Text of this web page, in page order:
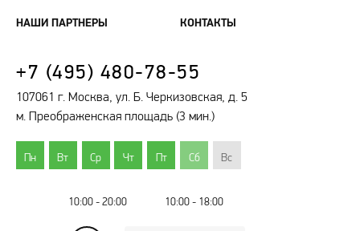
НАШИ ПАРТНЕРЫ КОНТАКТЫ
+7 (495) 480-78-55
107061 г. Москва, ул. Б. Черкизовская, д. 5
м. Преображенская площадь (3 мин.)
Пн Вт Ср Чт Пт Сб Вс
10:00 - 20:00 10:00 - 18:00